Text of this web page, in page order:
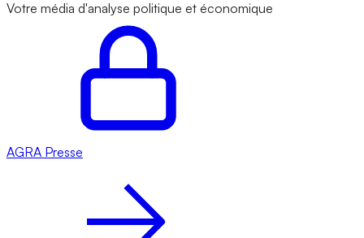
Votre média d'analyse politique et économique
AGRA Presse